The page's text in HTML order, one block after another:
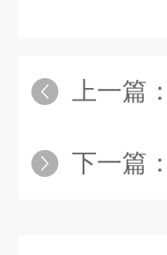
上一篇：
下一篇：